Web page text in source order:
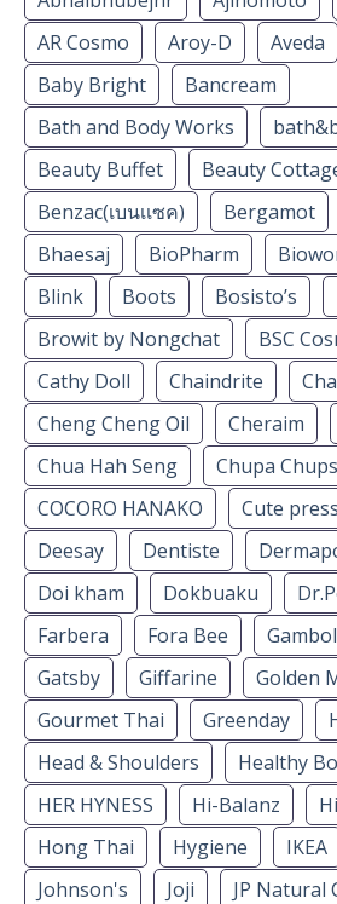
AR Cosmo
Aroy-D Aveda
Baby Bright
Bancream
Bath and Body Works
Beauty Buffet
Beauty
Benzac(เบนเเซค)
Bergamot
Bhaesaj
BioPharm
Blink
Boots Bosisto’s
Browit by Nongchat
BSC
Cathy Doll
Chaindrite
Cheng Cheng Oil
Cheraim
Chua Hah Seng
Chupa Chups
COCORO HANAKO
Cute press
Deesay
Dentiste
Doi kham
Dokbuaku
Farbera
Fora Bee Gambol
Gatsby
Giffarine
Golden
Gourmet Thai
Greenday
Head & Shoulders
Healthy
HER HYNESS
Hi-Balanz
Hong Thai
Hygiene IKEA
Johnson's
Joji
JP Natural